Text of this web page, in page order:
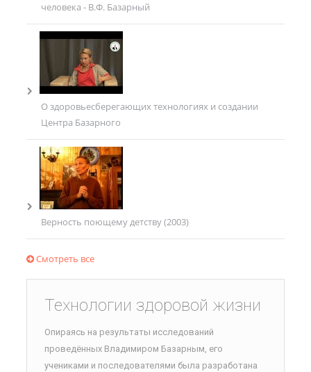
человека - В.Ф. Базарный
О здоровьесберегающих технологиях и создании
Центра Базарного
Верность поющему детству (2003)
Смотреть все
Технологии здоровой жизни
Опираясь на результаты исследований
проведённых Владимиром Базарным, его
учениками и последователями была разработана